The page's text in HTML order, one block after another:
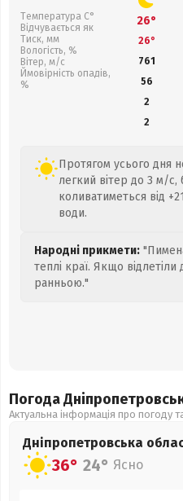
Температура С°
Відчувається як
Тиск, мм
Вологість, %
Вітер, м/с
Ймовірність опадів,
%
26°
26°
761
56
2
2
Протягом усього дня
легкий вітер до 3 м/с,
коливатиметься від
води.
Народні прикмети:
теплі краї. Якщо
ранньою."
Погода
Актуальна інформація про погоду
Дніпропетровська
36° 24° Ясно